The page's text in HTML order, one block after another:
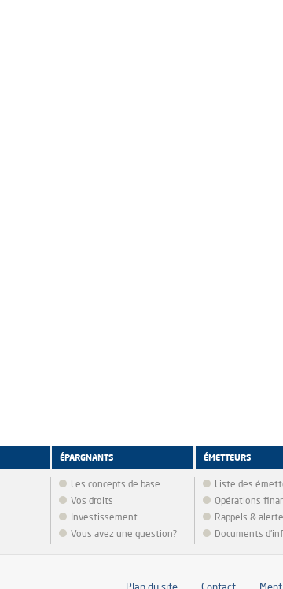
ÉPARGNANTS
Les concepts de base
Vos droits
Investissement
Vous avez une question?
ÉMETTEURS
Liste des
Opérations
Rappels &
Documents